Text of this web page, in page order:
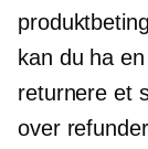
kan du ha
returnere et
over